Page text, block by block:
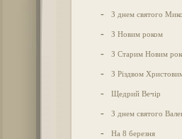
- З днем святого
- З Новим роком
- З Старим Новим
- З Різдвом
- Щедрий Вечір
- З днем святого
- На 8 березня